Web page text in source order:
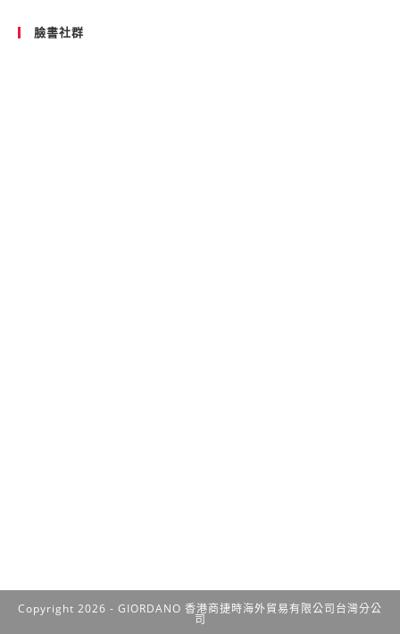
臉書社群
Copyright 2026 - GIORDANO 香港商捷時海外貿易有限公司台灣分公
司